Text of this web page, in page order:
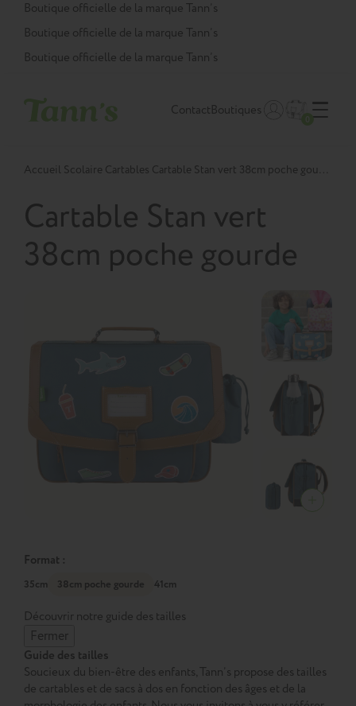
Panneau de gestion des cookies
Boutique officielle de la marque Tann’s
Boutique officielle de la marque Tann’s
Boutique officielle de la marque Tann’s
ContactBoutiques
Accueil Scolaire Cartables Cartable Stan vert 38cm poche gourde
Cartable Stan vert
38cm poche gourde
Format :
35cm 38cm poche gourde 41cm
Découvrir notre guide des tailles
Fermer
Guide des tailles
Soucieux du bien-être des enfants, Tann’s propose des tailles
de cartables et de sacs à dos en fonction des âges et de la